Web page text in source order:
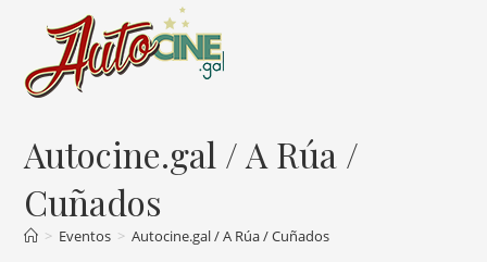
contenido
Autocine.gal / A Rúa /
Cuñados
> Eventos > Autocine.gal / A Rúa / Cuñados